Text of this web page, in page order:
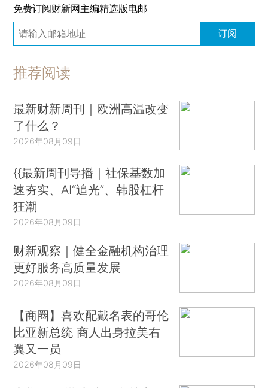
免费订阅财新网主编精选版电邮
订阅
推荐阅读
最新财新周刊｜欧洲高温改变
了什么？
2026年08月09日
{{最新周刊导播｜社保基数加
速夯实、AI“追光”、韩股杠杆
狂潮
2026年08月09日
财新观察｜健全金融机构治理
更好服务高质量发展
2026年08月09日
【商圈】喜欢配戴名表的哥伦
比亚新总统 商人出身拉美右
翼又一员
2026年08月09日